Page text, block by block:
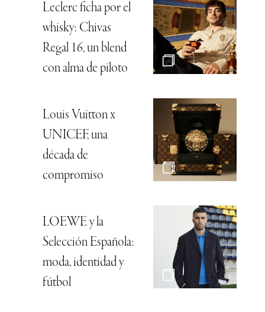
Leclerc ficha por el
whisky: Chivas
Regal 16, un blend
con alma de piloto
Louis Vuitton x
UNICEF, una
década de
compromiso
LOEWE y la
Selección Española:
moda, identidad y
fútbol